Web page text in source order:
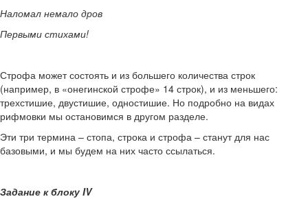
Наломал немало дров
Первыми стихами!
Строфа может состоять и из большего количества строк
(например, в «онегинской строфе» 14 строк), и из меньшего:
трехстишие, двустишие, одностишие. Но подробно на видах
рифмовки мы остановимся в другом разделе.
Эти три термина – стопа, строка и строфа – станут для нас
базовыми, и мы будем на них часто ссылаться.
Задание к блоку IV